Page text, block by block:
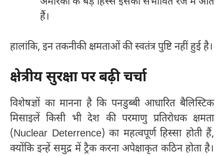
हैं।
हालांकि, इन तकनीकी क्षमताओं की स्वतंत्र पुष्टि नहीं हुई है।
क्षेत्रीय सुरक्षा पर बढ़ी चर्चा
विशेषज्ञों का मानना है कि पनडुब्बी आधारित बैलिस्टिक
मिसाइलें किसी भी देश की परमाणु प्रतिरोधक क्षमता
(Nuclear Deterrence) का महत्वपूर्ण हिस्सा होती हैं,
क्योंकि इन्हें समुद्र में ट्रैक करना अपेक्षाकृत कठिन होता है।